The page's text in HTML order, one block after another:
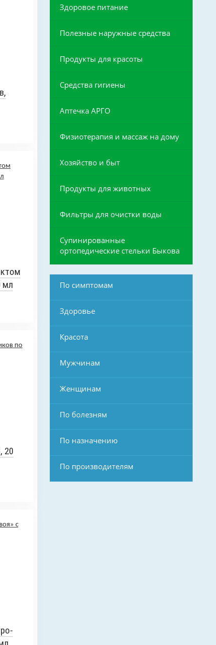
мл
20
Здоровое питание
Полезные наружные средства
Продукты для красоты
Средства гигиены
Аптечка АРГО
Физиотерапия и массаж на дому
Хозяйство и быт
Продукты для животных
Фильтры для очистки воды
Супинированные
ортопедические стельки Быкова
По симптомам
Здоровье
Красота
Мужчинам
Женщинам
По болезням
По назначению
По производителям